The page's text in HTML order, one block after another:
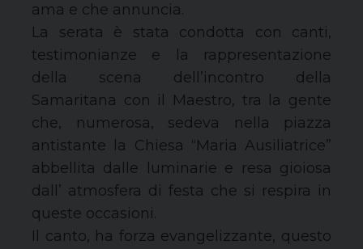
ama e che annuncia.
La serata è stata condotta con canti,
testimonianze e la rappresentazione
della scena dell’incontro della
Samaritana con il Maestro, tra la gente
che, numerosa, sedeva nella piazza
antistante la Chiesa “Maria Ausiliatrice”
abbellita dalle luminarie e resa gioiosa
dall’ atmosfera di festa che si respira in
queste occasioni.
Il canto, ha forza evangelizzante, questo